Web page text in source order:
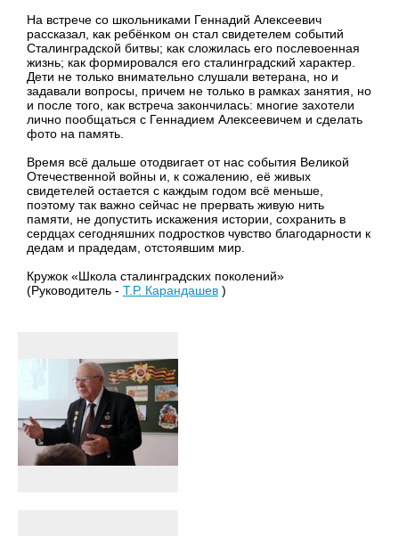
На встрече со школьниками Геннадий Алексеевич
рассказал, как ребёнком он стал свидетелем событий
Сталинградской битвы; как сложилась его послевоенная
жизнь; как формировался его сталинградский характер.
Дети не только внимательно слушали ветерана, но и
задавали вопросы, причем не только в рамках занятия, но
и после того, как встреча закончилась: многие захотели
лично пообщаться с Геннадием Алексеевичем и сделать
фото на память.
Время всё дальше отодвигает от нас события Великой
Отечественной войны и, к сожалению, её живых
свидетелей остается с каждым годом всё меньше,
поэтому так важно сейчас не прервать живую нить
памяти, не допустить искажения истории, сохранить в
сердцах сегодняшних подростков чувство благодарности к
дедам и прадедам, отстоявшим мир.
Кружок «Школа сталинградских поколений»
(Руководитель - Т.Р. Карандашев )